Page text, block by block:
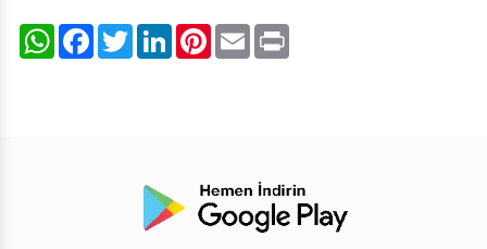
WhatsAppFacebookTwitterLinkedInPinterest
Email